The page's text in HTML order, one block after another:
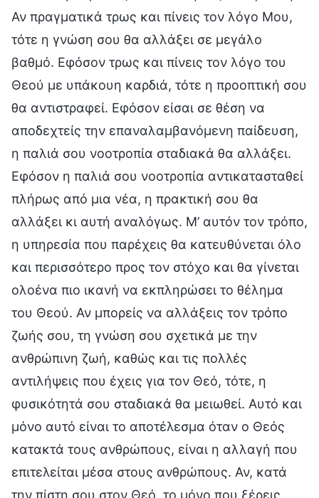
Αν πραγματικά τρως και πίνεις τον λόγο Μου,
τότε η γνώση σου θα αλλάξει σε μεγάλο
βαθμό. Εφόσον τρως και πίνεις τον λόγο του
Θεού με υπάκουη καρδιά, τότε η προοπτική σου
θα αντιστραφεί. Εφόσον είσαι σε θέση να
αποδεχτείς την επαναλαμβανόμενη παίδευση,
η παλιά σου νοοτροπία σταδιακά θα αλλάξει.
Εφόσον η παλιά σου νοοτροπία αντικατασταθεί
πλήρως από μια νέα, η πρακτική σου θα
αλλάξει κι αυτή αναλόγως. Μ’ αυτόν τον τρόπο,
η υπηρεσία που παρέχεις θα κατευθύνεται όλο
και περισσότερο προς τον στόχο και θα γίνεται
ολοένα πιο ικανή να εκπληρώσει το θέλημα
του Θεού. Αν μπορείς να αλλάξεις τον τρόπο
ζωής σου, τη γνώση σου σχετικά με την
ανθρώπινη ζωή, καθώς και τις πολλές
αντιλήψεις που έχεις για τον Θεό, τότε, η
φυσικότητά σου σταδιακά θα μειωθεί. Αυτό και
μόνο αυτό είναι το αποτέλεσμα όταν ο Θεός
κατακτά τους ανθρώπους, είναι η αλλαγή που
επιτελείται μέσα στους ανθρώπους. Αν, κατά
την πίστη σου στον Θεό, το μόνο που ξέρεις